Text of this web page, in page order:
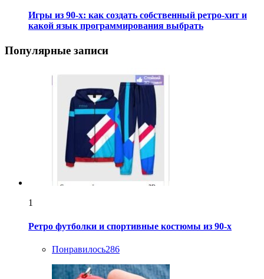
Игры из 90-х: как создать собственный ретро-хит и
какой язык программирования выбрать
Популярные записи
1
Ретро футболки и спортивные костюмы из 90-х
Понравилось286